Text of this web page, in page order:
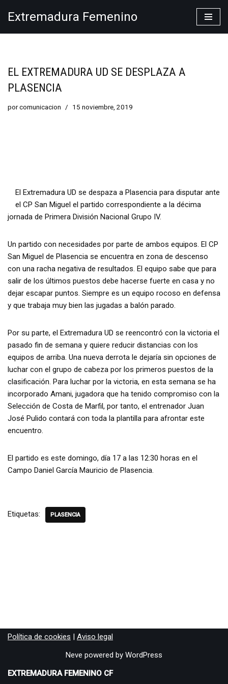
Extremadura Femenino
EL EXTREMADURA UD SE DESPLAZA A
PLASENCIA
porcomunicacion 15 noviembre, 2019
El Extremadura UD se despaza a Plasencia para disputar ante
el CP San Miguel el partido correspondiente a la décima
jornada de Primera División Nacional Grupo IV.
Un partido con necesidades por parte de ambos equipos. El CP
San Miguel de Plasencia se encuentra en zona de descenso
con una racha negativa de resultados. El equipo sabe que para
salir de los últimos puestos debe hacerse fuerte en casa y no
dejar escapar puntos. Siempre es un equipo rocoso en defensa
y que trabaja muy bien las jugadas a balón parado.
Por su parte, el Extremadura UD se reencontró con la victoria el
pasado fin de semana y quiere reducir distancias con los
equipos de arriba. Una nueva derrota le dejaría sin opciones de
luchar con el grupo de cabeza por los primeros puestos de la
clasificación. Para luchar por la victoria, en esta semana se ha
incorporado Amani, jugadora que ha tenido compromiso con la
Selección de Costa de Marfil, por tanto, el entrenador Juan
José Pulido contará con toda la plantilla para afrontar este
encuentro.
El partido es este domingo, día 17 a las 12:30 horas en el
Campo Daniel García Mauricio de Plasencia.
Etiquetas: PLASENCIA
Política de cookies | Aviso legal
Neve powered by WordPress
EXTREMADURA FEMENINO CF